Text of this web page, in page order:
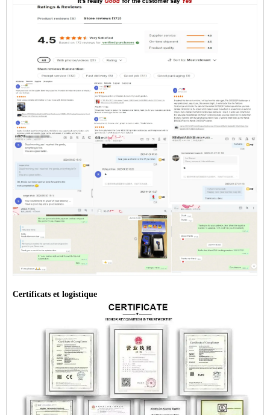
Certificats et logistique